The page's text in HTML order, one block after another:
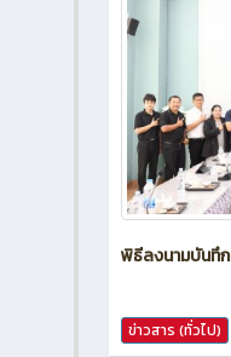
พิธีลงนามบันทึก
ข่าวสาร (ทั่วไป)